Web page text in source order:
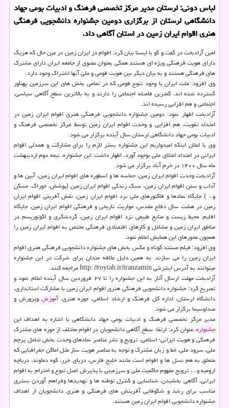
لباس دونی: لرستان مدیر مرکز تخصصی فرهنگ و ادبیات بومی جهاد
دانشگاهی لرستان از برگزاری دومین جشنواره دانشجویی فرهنگی
هنری اقوام ایران زمین در استان آگاهی داد.
امین آزادبخت در گفت و گو با ایسنا بیان کرد: اقوام در ایران زمین در عین حال که هریک
دارای هویت فرهنگی ویژه ای هستند همگی بعنوان عضوی از جامعه ایران دارای مشترک
های فرهنگی هستند و به بیان دیگر بین هویت قومی و ملی آنها اشتراک وجود دارد.
وی افزود: ملت ایران با وجود تنوع قومی که در تمامی بخش های این سرزمین پهناور
گسترده شده اند، کمترین فاصله اجتماعی را دارند و به بالاترین سطح آگاهی سیاسی،
اجتماعی و هم افزایی رسیده اند.
آزادبخت اظهار نمود: دومین جشنواره دانشجویی فرهنگی هنری اقوام ایران زمین در
امتداد تقویت، هم افزایی و وحدت اقوام ایران زمین توسط مرکز تخصصی فرهنگ و
ادبیات بومی جهاد دانشگاهی لرستان سال آینده برگزار می شود.
وی با اعلان اینکه امیدواریم این جشنواره بستر لازم را برای مشارکت و همدلی اقوام
ایرانی در امتداد اعتلای ملی بوجود آورد، اظهار داشت: این جشنواره، نیمه دوم اردیبهشت
ماه سال ۱۴۰۰ در خرم آباد برگزار می شود.
آزادبخت وحدت اقوام ایران زمین، حماسه ها و اسطوره های اقوام ایران زمین، آیین ها و
آداب و سنن اقوام ایران زمین، سبک زندگی اقوام ایران زمین (پوشش، خوراک، مسکن
و... ) جایگاه نمادها و فاکتورهای ملی نزد اقوام ایران زمین، نقش آفرینی اقوام ایران
زمین در هشت سال دفاع مقدس، مواریث تاریخی و فرهنگی اقوام ایران زمین، جایگاه
اقلیم، محیط زیست و منابع طبیعی نزد اقوام ایران زمین، گردشگری و اکوتوریسم در
مناطق ایران زمین و مشاغل و کارهای اقتصادی فرهنگی مختص به اقوام ایران زمین را
همچون محورهای این همایش اعلام نمود.
وی افزود: فیلم مستند کوتاه و عکس بخش های جشنواره دانشجویی فرهنگی هنری اقوام
ایران زمین را می سازند. به همین دلیل علاقه مندان برای شرکت در این جشنواره
میتوانند به آدرس اینترنتی http: //roytab.ir/iranzamin مراجعه کنند.
آزادبخت مهلت ارسال آثار به این جشنواره را تا ۲۷ فروردین سال آینده اعلام نمود و
تصریح کرد: جشنواره دانشجویی فرهنگی هنری اقوام ایران زمین با مشارکت استانداری،
دانشگاه لرستان، اداره کل فرهنگ و ارشاد اسلامی، حوزه هنری،آموزشوپرورش و
صداوسیما برگزار می شود.
مدیر مرکز تخصصی فرهنگ و ادبیات بومی جهاد دانشگاهی با اشاره به اهداف این
جشنواره، عنوان کرد: ارتقاء سطح آگاهی دانشجویان در اقوام مختلف از حوزه های مشترک
فرهنگی و هویت ایرانی- اسلامی، ترویج و نشر عناصر نمادهای وحدت بخش شامل پرچم
ملی، سرود ملی، خط و زبان مشترک و توجه به عناصر هویت ساز مثل اماکن جغرافیایی که
متعلق به هم نسل ها و اقوام است مانند خلیج فارس، دریای خزر، کوه دماوند، دریاچه
ارومیه و...، ترویج مفهوم حاکمیت ملی و سرزمینی با پذیرش اصل تنوع و احترام به اقوام
ایرانی، آگاهی بخشیدن، شناسایی و کنترل توطئه ها و تهدیدها وفراهم آوردن بستری
مناسب برای رشد و شکوفایی آفرینش های فرهنگی و هنری دانشجویان از اهداف
جشنواره دانشجویی اقوام ایران زمین هستند.